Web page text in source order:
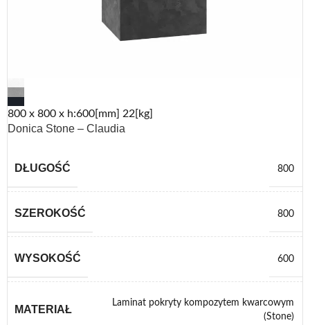
800 x 800 x h:600[mm] 22[kg]
Donica Stone – Claudia
DŁUGOŚĆ 800
SZEROKOŚĆ 800
WYSOKOŚĆ 600
MATERIAŁ
Laminat pokryty kompozytem kwarcowym
(Stone)